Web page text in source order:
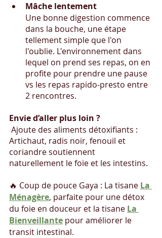
Mâche lentement
Une bonne digestion commence
dans la bouche, une étape
tellement simple que l'on
l'oublie. L'environnement dans
lequel on prend ses repas, on en
profite pour prendre une pause
vs les repas rapido-presto entre
2 rencontres.
Envie d’aller plus loin ?
Ajoute des aliments détoxifiants :
Artichaut, radis noir, fenouil et
coriandre soutiennent
naturellement le foie et les intestins.
🔥 Coup de pouce Gaya : La tisane La
Ménagère, parfaite pour une détox
du foie en douceur et la tisane La
Bienveillante pour améliorer le
transit intestinal.